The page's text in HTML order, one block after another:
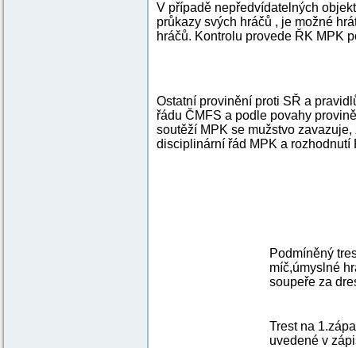
V případě nepředvídatelných
průkazy svých hráčů , je možné
hráčů. Kontrolu provede ŘK MPK
Ostatní provinění proti SŘ a
řádu ČMFS a podle povahy
soutěží MPK se mužstvo
disciplinární řád MPK a rozhodnutí
Podmíněný
míč,úmyslné
soupeře za
Trest na
uvedené v